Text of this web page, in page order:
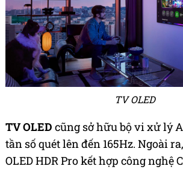
TV OLED
TV OLED cũng sở hữu bộ vi xử lý
tần số quét lên đến 165Hz. Ngoài
OLED HDR Pro kết hợp công nghệ